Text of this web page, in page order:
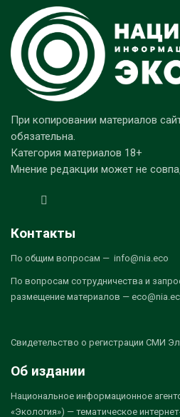
При копировании материалов
обязательна.
Категория материалов 18+
Мнение редакции может не
Контакты
По общим вопросам — info@nia.eco
По вопросам сотрудничества и
размещение материалов —
Свидетельство о регистрации СМИ
Об издании
Национальное информационное
«Экология») — тематическое